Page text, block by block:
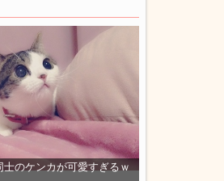
士のケンカが可愛すぎるｗ